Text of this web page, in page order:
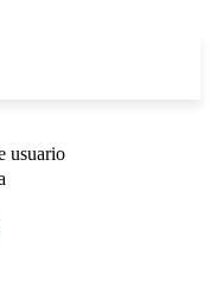
usuario